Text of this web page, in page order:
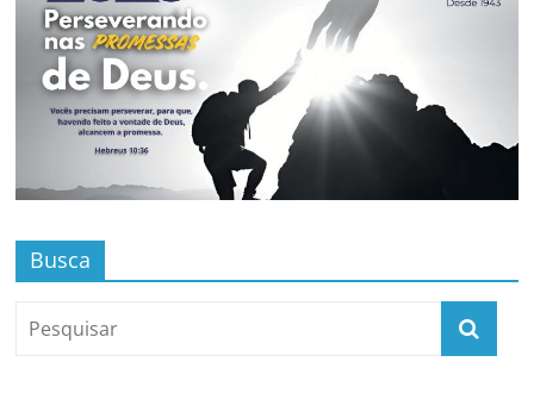
Busca